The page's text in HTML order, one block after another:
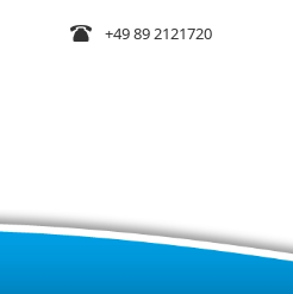
+49 89 2121720